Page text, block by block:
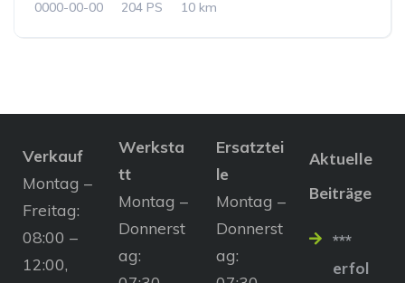
0000-00-00
204 PS 10 km
Verkauf
Montag –
Freitag:
08:00 –
12:00,
Werksta
tt
Montag –
Donnerst
ag:
Ersatztei
le
Montag –
Donnerst
ag:
Aktuelle
Beiträge
***
erfol